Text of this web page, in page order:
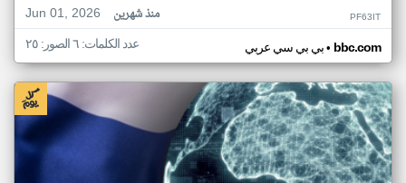
Jun 01, 2026
منذ شهرين PF63IT
بي بي سي عربي• bbc.com عدد الكلمات: ٦ الصور: ٢٥